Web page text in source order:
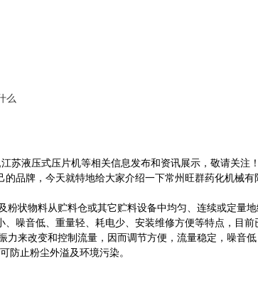
么
苏液压式压片机等相关信息发布和资讯展示，敬请关注！
品牌，今天就特地给大家介绍一下常州旺群药化机械有
粉状物料从贮料仓或其它贮料设备中均匀、连续或定量
噪音低、重量轻、耗电少、安装维修方便等特点，目
来改变和控制流量，因而调节方便，流量稳定，噪音
止粉尘外溢及环境污染。